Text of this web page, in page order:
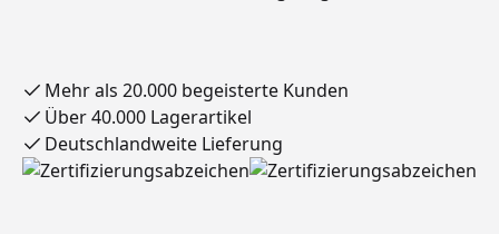
Mehr als 20.000 begeisterte Kunden
Über 40.000 Lagerartikel
Deutschlandweite Lieferung